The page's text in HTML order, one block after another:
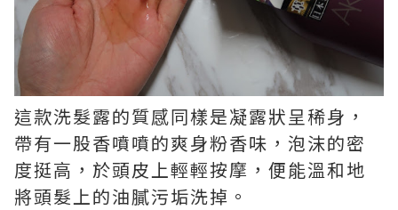
這款洗髮露的質感同樣是凝露狀呈稀身，
帶有一股香噴噴的爽身粉香味，泡沫的密
度挺高，於頭皮上輕輕按摩，便能溫和地
將頭髮上的油膩污垢洗掉。